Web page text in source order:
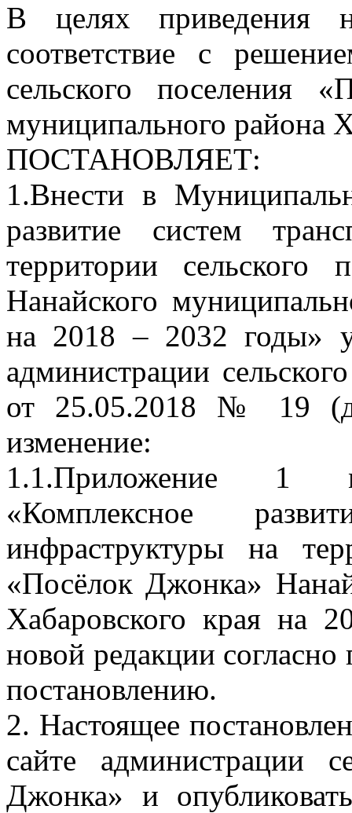
В целях приведения
соответствие с
сельского поселения
муниципального района
ПОСТАНОВЛЯЕТ:
1.Внести в
развитие систем
территории сельского
Нанайского
на 2018 – 2032 годы»
администрации
от 25.05.2018 № 19
изменение:
1.1.Приложение 1
«Комплексное
инфраструктуры на
«Посёлок Джонка»
Хабаровского края на
новой редакции
постановлению.
2. Настоящее
сайте администрации
Джонка» и